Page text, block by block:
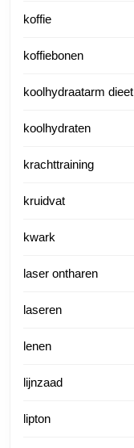
koffie
koffiebonen
koolhydraatarm dieet
koolhydraten
krachttraining
kruidvat
kwark
laser ontharen
laseren
lenen
lijnzaad
lipton